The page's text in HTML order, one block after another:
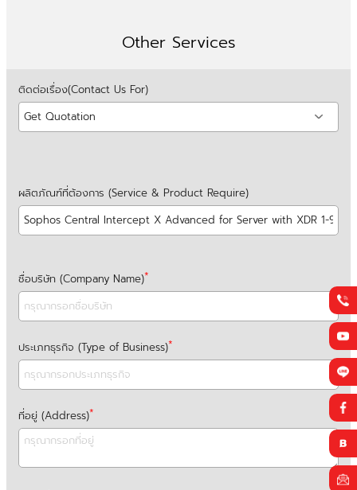
Other Services
ติดต่อเรื่อง(Contact Us For)
ผลิตภัณฑ์ที่ต้องการ (Service & Product Require)
ชื่อบริษัท (Company Name)
ประเภทธุรกิจ (Type of Business)
ที่อยู่ (Address)